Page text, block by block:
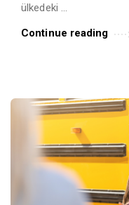
ülkedeki …
Continue reading